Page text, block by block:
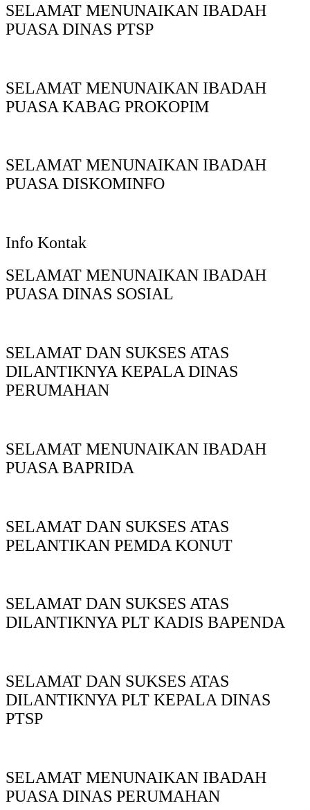
SELAMAT MENUNAIKAN IBADAH
PUASA DINAS PTSP
SELAMAT MENUNAIKAN IBADAH
PUASA KABAG PROKOPIM
SELAMAT MENUNAIKAN IBADAH
PUASA DISKOMINFO
Info Kontak
SELAMAT MENUNAIKAN IBADAH
PUASA DINAS SOSIAL
SELAMAT DAN SUKSES ATAS
DILANTIKNYA KEPALA DINAS
PERUMAHAN
SELAMAT MENUNAIKAN IBADAH
PUASA BAPRIDA
SELAMAT DAN SUKSES ATAS
PELANTIKAN PEMDA KONUT
SELAMAT DAN SUKSES ATAS
DILANTIKNYA PLT KADIS BAPENDA
SELAMAT DAN SUKSES ATAS
DILANTIKNYA PLT KEPALA DINAS
PTSP
SELAMAT MENUNAIKAN IBADAH
PUASA DINAS PERUMAHAN